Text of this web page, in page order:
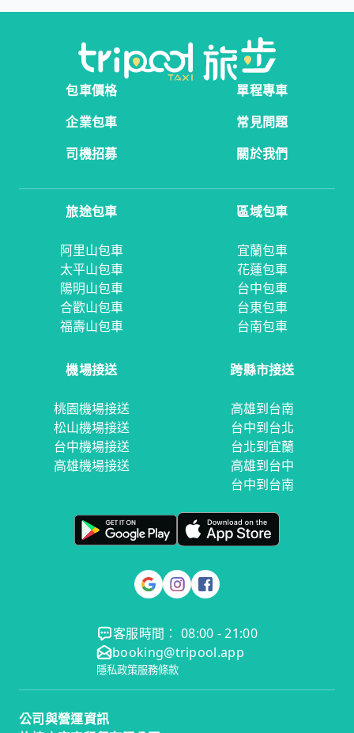
包車價格
單程專車
企業包車
常見問題
司機招募
關於我們
旅途包車
阿里山包車
太平山包車
陽明山包車
合歡山包車
福壽山包車
區域包車
宜蘭包車
花蓮包車
台中包車
台東包車
台南包車
機場接送
桃園機場接送
松山機場接送
台中機場接送
高雄機場接送
跨縣市接送
高雄到台南
台中到台北
台北到宜蘭
高雄到台中
台中到台南
客服時間： 08:00 - 21:00
booking@tripool.app
隱私政策服務條款
公司與營運資訊